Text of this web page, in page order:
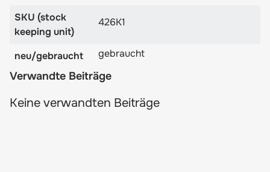
SKU (stock
keeping unit)
426K1
neu/gebraucht gebraucht
Verwandte Beiträge
Keine verwandten Beiträge